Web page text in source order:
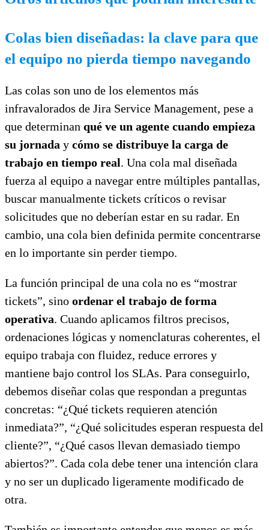
Colas bien diseñadas: la clave para que
el equipo no pierda tiempo navegando
Las colas son uno de los elementos más
infravalorados de Jira Service Management, pese a
que determinan qué ve un agente cuando empieza
su jornada y cómo se distribuye la carga de
trabajo en tiempo real. Una cola mal diseñada
fuerza al equipo a navegar entre múltiples pantallas,
buscar manualmente tickets críticos o revisar
solicitudes que no deberían estar en su radar. En
cambio, una cola bien definida permite concentrarse
en lo importante sin perder tiempo.
La función principal de una cola no es “mostrar
tickets”, sino ordenar el trabajo de forma
operativa. Cuando aplicamos filtros precisos,
ordenaciones lógicas y nomenclaturas coherentes, el
equipo trabaja con fluidez, reduce errores y
mantiene bajo control los SLAs. Para conseguirlo,
debemos diseñar colas que respondan a preguntas
concretas: “¿Qué tickets requieren atención
inmediata?”, “¿Qué solicitudes esperan respuesta del
cliente?”, “¿Qué casos llevan demasiado tiempo
abiertos?”. Cada cola debe tener una intención clara
y no ser un duplicado ligeramente modificado de
otra.